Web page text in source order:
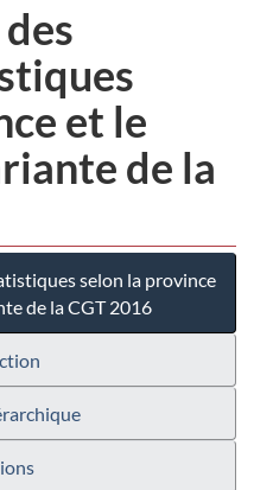
et le
de la
selon la province
de la CGT 2016